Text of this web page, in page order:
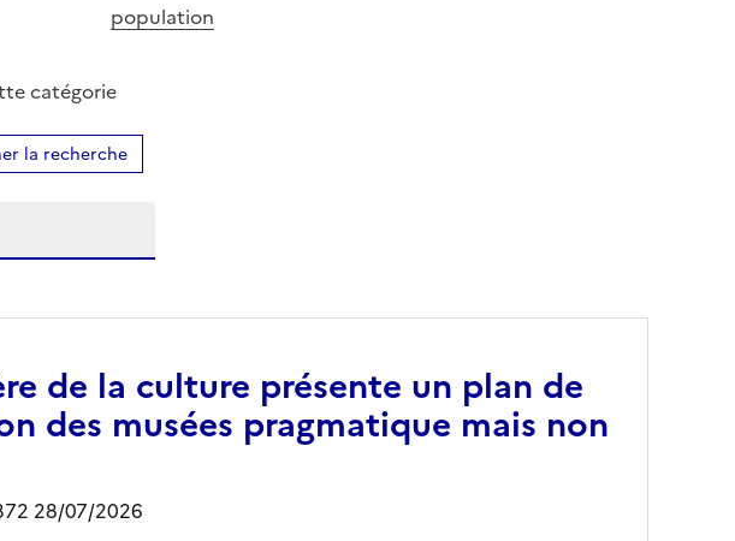
population
catégorie
la recherche
de la culture présente un plan de
des musées pragmatique mais non
28/07/2026